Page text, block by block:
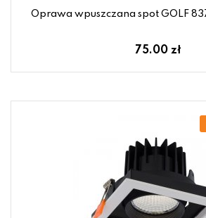
Oprawa wpuszczana spot GOLF
75.00 zł